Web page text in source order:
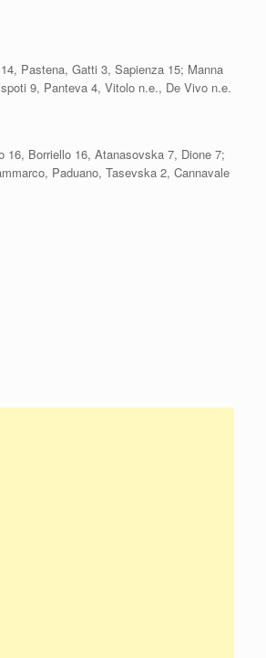
Pastena, Gatti 3, Sapienza 15; Manna
9, Panteva 4, Vitolo n.e., De Vivo n.e.
16, Borriello 16, Atanasovska 7, Dione 7;
Paduano, Tasevska 2, Cannavale